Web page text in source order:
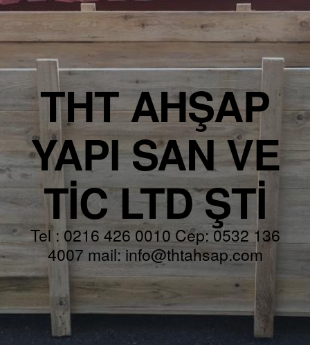
THT AHŞAP
YAPI SAN VE
TİC LTD ŞTİ
Tel : 0216 426 0010 Cep: 0532 136
4007 mail: info@thtahsap.com